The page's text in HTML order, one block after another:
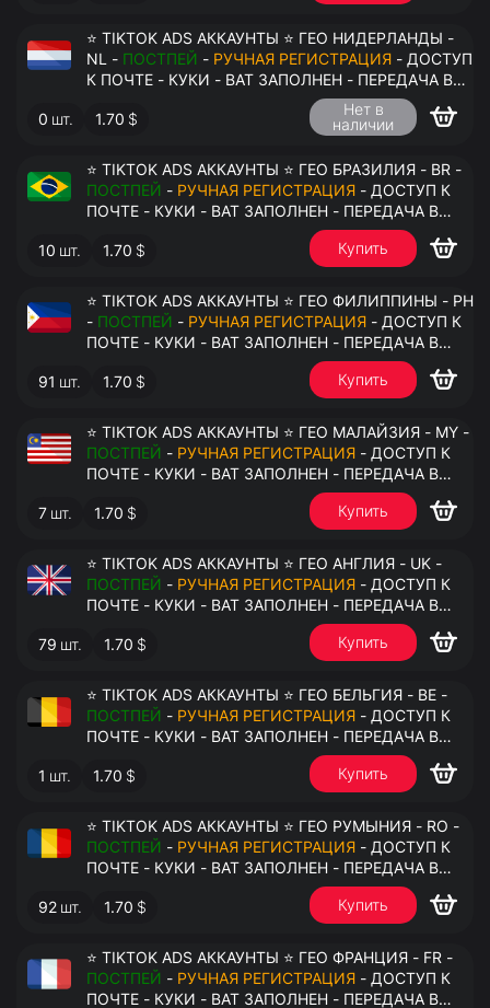
⭐ TIKTOK ADS АККАУНТЫ ⭐ ГЕО НИДЕРЛАНДЫ -
NL - ПОСТПЕЙ - РУЧНАЯ РЕГИСТРАЦИЯ - ДОСТУП
К ПОЧТЕ - КУКИ - ВАТ ЗАПОЛНЕН - ПЕРЕДАЧА В
0 шт. 1.70 $
Нет в
наличии
⭐ TIKTOK ADS АККАУНТЫ ⭐ ГЕО БРАЗИЛИЯ - BR -
ПОСТПЕЙ - РУЧНАЯ РЕГИСТРАЦИЯ - ДОСТУП К
ПОЧТЕ - КУКИ - ВАТ ЗАПОЛНЕН - ПЕРЕДАЧА В
10 шт. 1.70 $ Купить
⭐ TIKTOK ADS АККАУНТЫ ⭐ ГЕО ФИЛИППИНЫ - PH
- ПОСТПЕЙ - РУЧНАЯ РЕГИСТРАЦИЯ - ДОСТУП К
ПОЧТЕ - КУКИ - ВАТ ЗАПОЛНЕН - ПЕРЕДАЧА В
91 шт. 1.70 $ Купить
⭐ TIKTOK ADS АККАУНТЫ ⭐ ГЕО МАЛАЙЗИЯ - MY -
ПОСТПЕЙ - РУЧНАЯ РЕГИСТРАЦИЯ - ДОСТУП К
ПОЧТЕ - КУКИ - ВАТ ЗАПОЛНЕН - ПЕРЕДАЧА В
7 шт. 1.70 $ Купить
⭐ TIKTOK ADS АККАУНТЫ ⭐ ГЕО АНГЛИЯ - UK -
ПОСТПЕЙ - РУЧНАЯ РЕГИСТРАЦИЯ - ДОСТУП К
ПОЧТЕ - КУКИ - ВАТ ЗАПОЛНЕН - ПЕРЕДАЧА В
79 шт. 1.70 $ Купить
⭐ TIKTOK ADS АККАУНТЫ ⭐ ГЕО БЕЛЬГИЯ - BE -
ПОСТПЕЙ - РУЧНАЯ РЕГИСТРАЦИЯ - ДОСТУП К
ПОЧТЕ - КУКИ - ВАТ ЗАПОЛНЕН - ПЕРЕДАЧА В
1 шт. 1.70 $ Купить
⭐ TIKTOK ADS АККАУНТЫ ⭐ ГЕО РУМЫНИЯ - RO -
ПОСТПЕЙ - РУЧНАЯ РЕГИСТРАЦИЯ - ДОСТУП К
ПОЧТЕ - КУКИ - ВАТ ЗАПОЛНЕН - ПЕРЕДАЧА В
92 шт. 1.70 $ Купить
⭐ TIKTOK ADS АККАУНТЫ ⭐ ГЕО ФРАНЦИЯ - FR -
ПОСТПЕЙ - РУЧНАЯ РЕГИСТРАЦИЯ
ПОЧТЕ - КУКИ - ВАТ ЗАПОЛНЕН - ПЕРЕДАЧА В